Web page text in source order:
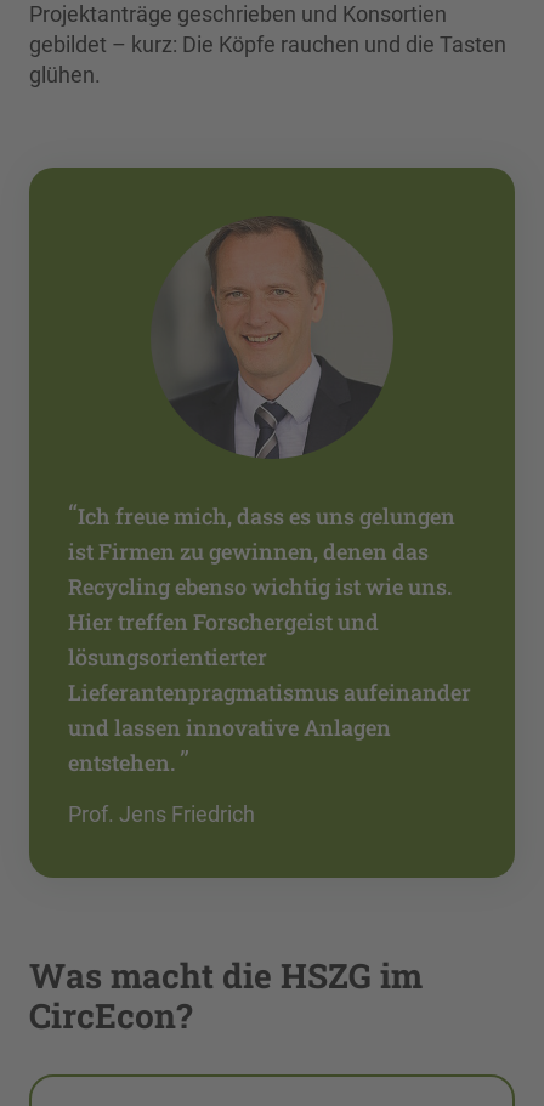
Projektanträge geschrieben und Konsortien
gebildet – kurz: Die Köpfe rauchen und die Tasten
glühen.
“Ich freue mich, dass es uns gelungen
ist Firmen zu gewinnen, denen das
Recycling ebenso wichtig ist wie uns.
Hier treffen Forschergeist und
lösungsorientierter
Lieferantenpragmatismus aufeinander
und lassen innovative Anlagen
entstehen. ”
Prof. Jens Friedrich
Was macht die HSZG im
CircEcon?